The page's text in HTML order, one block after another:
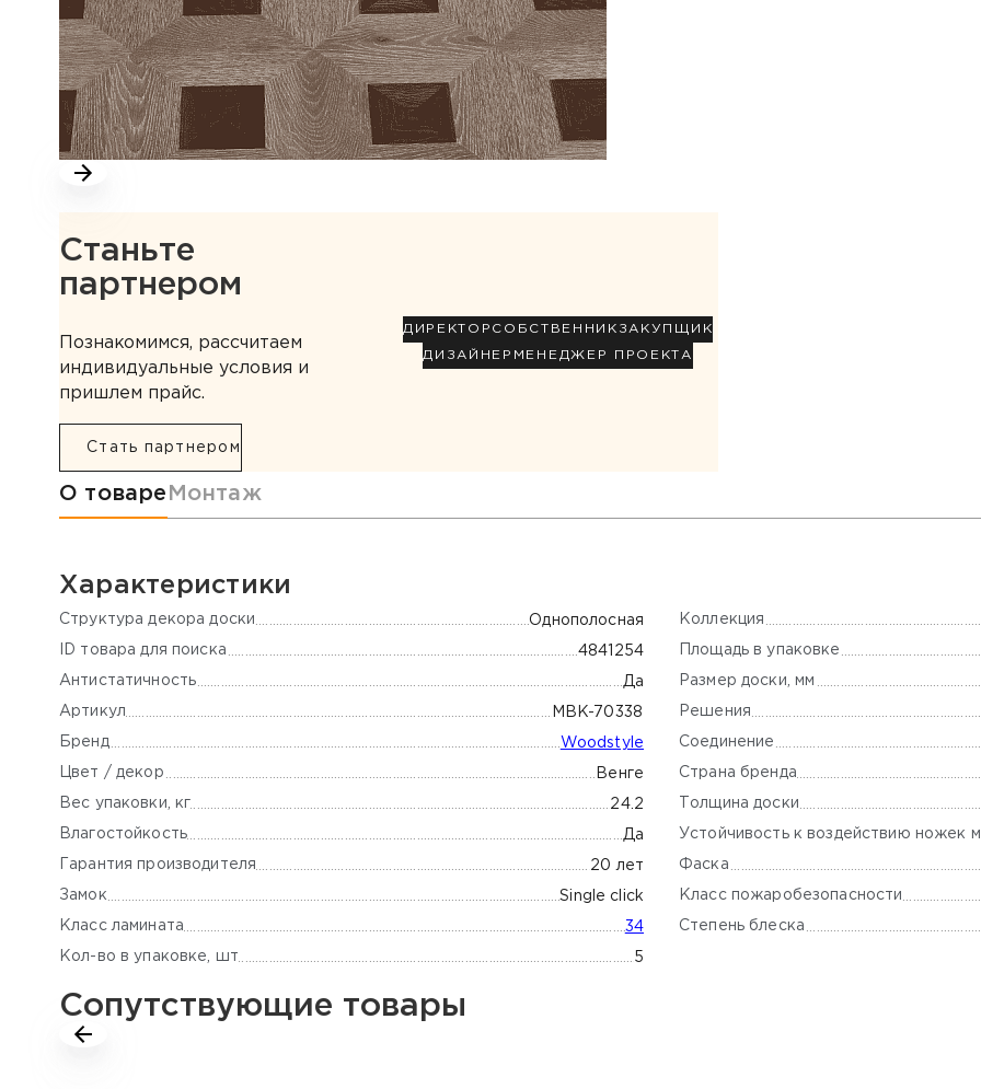
Станьте
партнером
Познакомимся, рассчитаем
индивидуальные условия и
пришлем прайс.
Стать партнером
ДИРЕКТОР СОБСТВЕННИК ЗАКУПЩИК
ДИЗАЙНЕР МЕНЕДЖЕР ПРОЕКТА
Информация о товаре
О товаре Монтаж
Характеристики
Cтруктура декора доски Однополосная
ID товара для поиска 4841254
Антистатичность Да
Артикул MBK-70338
Бренд Woodstyle
Цвет / декор Венге
Вес упаковки, кг 24.2
Влагостойкость Да
Гарантия производителя 20 лет
Замок Single click
Класс ламината 34
Кол-во в упаковке, шт 5
Коллекция
Площадь в упаковке
Размер доски, мм
Решения
Соединение
Страна бренда
Толщина доски
Устойчивость к воздействию ножек
Фаска
Класс пожаробезопасности
Степень блеска
Сопутствующие товары